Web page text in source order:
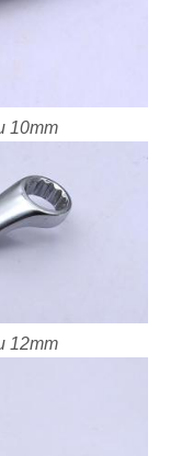
10mm
12mm